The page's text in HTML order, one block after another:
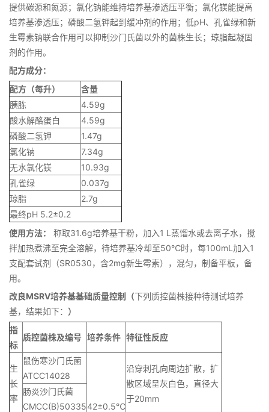
提供碳源和氮源；氯化钠能维持培养基渗透压平衡；氯化镁能提高
培养基渗透压；磷酸二氢钾起到缓冲剂的作用；低pH、孔雀绿和新
生霉素钠联合作用可以抑制沙门氏菌以外的菌株生长；琼脂起凝固
剂的作用。
配方成分：
配方（每升）
含量
胰胨
4.59g
酸水解酪蛋白
4.59g
磷酸二氢钾
1.47g
氯化钠
7.34g
无水氯化镁
10.93g
孔雀绿
0.037g
琼脂
2.7g
最终pH 5.2±0.2
使用方法：
称取31.6g培养基干粉，加入1 L蒸馏水或去离子水，搅
拌加热煮沸至完全溶解，待培养基冷却至50℃时，每100mL加入1
支配套试剂（SR0530，含2mg新生霉素），混匀，制备平板，备
用。
改良MSRV培养基基础质量控制（下列质控菌株接种待测试培养
基，结果如下： ）
指
标
质控菌株及编号 培养条件 特征性反应
生
长
率
鼠伤寒沙门氏菌
ATCC14028
42±0.5℃
沿穿刺孔向周边扩散，扩
散区域呈灰白色，直径大
于20mm
肠炎沙门氏菌
CMCC(B)50335